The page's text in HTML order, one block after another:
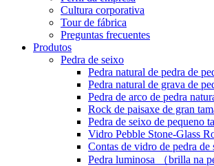
Cultura corporativa
Tour de fábrica
Preguntas frecuentes
Produtos
Pedra de seixo
Pedra natural de pedra de
Pedra natural de grava de
Pedra de arco de pedra
Rock de paisaxe de gran
Pedra de seixo de pequeno
Vidro Pebble Stone-Glass
Contas de vidro de pedra
Pedra luminosa （brilla na